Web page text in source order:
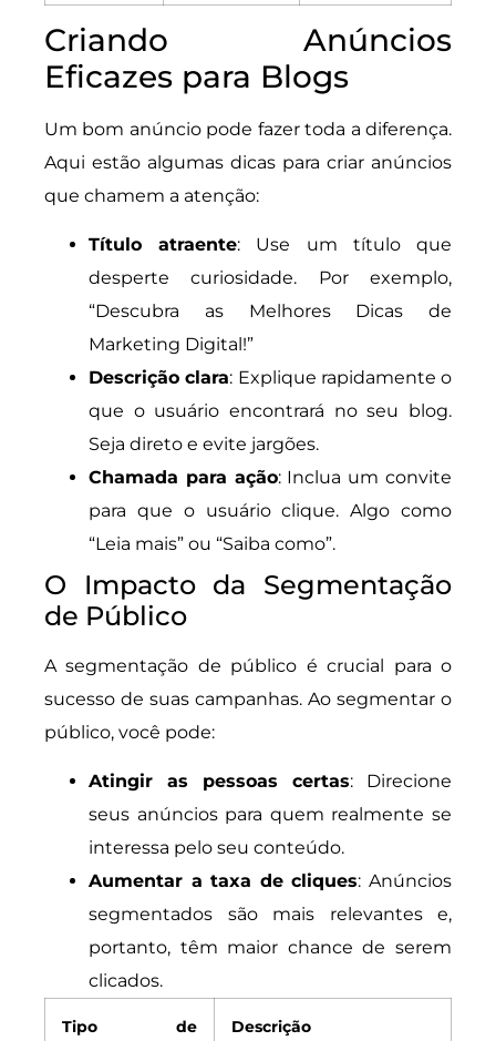
Criando Anúncios
Eficazes para Blogs
Um bom anúncio pode fazer toda a diferença.
Aqui estão algumas dicas para criar anúncios
que chamem a atenção:
Título atraente: Use um título que
desperte curiosidade. Por exemplo,
“Descubra as Melhores Dicas de
Marketing Digital!”
Descrição clara: Explique rapidamente o
que o usuário encontrará no seu blog.
Seja direto e evite jargões.
Chamada para ação: Inclua um convite
para que o usuário clique. Algo como
“Leia mais” ou “Saiba como”.
O Impacto da Segmentação
de Público
A segmentação de público é crucial para o
sucesso de suas campanhas. Ao segmentar o
público, você pode:
Atingir as pessoas certas: Direcione
seus anúncios para quem realmente se
interessa pelo seu conteúdo.
Aumentar a taxa de cliques: Anúncios
segmentados são mais relevantes e,
portanto, têm maior chance de serem
clicados.
Tipo de
Descrição